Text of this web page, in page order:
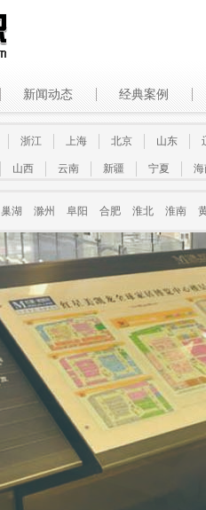
新闻动态 经典案例
浙江 上海 北京 山东
山西 云南 新疆 宁夏
巢湖 滁州 阜阳 合肥 淮北 淮南